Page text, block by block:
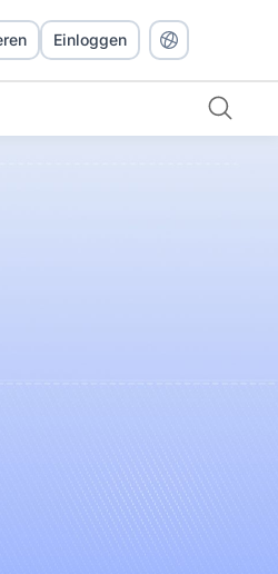
Einloggen